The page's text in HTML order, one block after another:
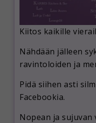
Kiitos kaikille
Nähdään jälleen
ravintoloiden ja
Pidä siihen asti
Facebookia.
Nopean ja